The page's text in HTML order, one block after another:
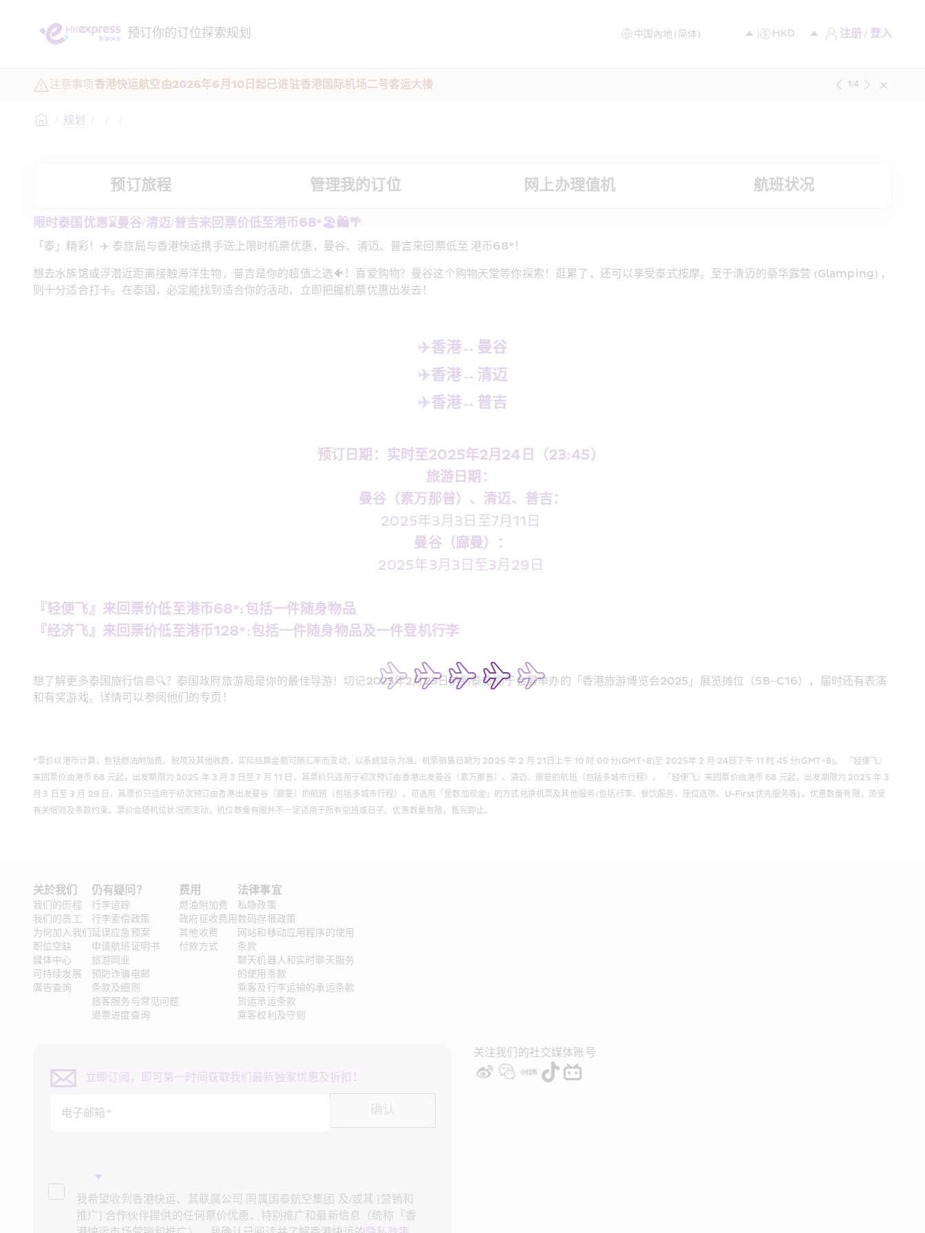
预订你的订位探索规划 注册 / 登入
注意事项香港快运航空由2026年6月10日起已进驻香港国际机场二号客运大楼 1/4
/ 规划 / / /
预订旅程 管理我的订位 网上办理值机 航班状况
限时泰国优惠⌛曼谷/清迈/普吉来回票价低至港币68*🏖️🛍️🌴
「泰」精彩！✈️ 泰旅局与香港快运携手送上限时机票优惠，曼谷、清迈、普吉来回票低至 港币68*！
想去水族馆或浮潜近距离接触海洋生物，普吉是你的超值之选🐠！喜爱购物？曼谷这个购物天堂等你探索！逛累了，还可以享受泰式按摩。至于清迈的豪华露营 (Glamping) ，
则十分适合打卡。在泰国，必定能找到适合你的活动，立即把握机票优惠出发去！
✈️香港↔️曼谷
✈️香港↔️清迈
✈️香港↔️普吉
预订日期：实时至2025年2月24日（23:45）
旅游日期：
曼谷（素万那普）、清迈、普吉：
2025年3月3日至7月11日
曼谷（廊曼）：
2025年3月3日至3月29日
『轻便飞』来回票价低至港币68*:包括一件随身物品
『经济飞』来回票价低至港币128*:包括一件随身物品及一件登机行李
想了解更多泰国旅行信息🔍？泰国政府旅游局是你的最佳导游！切记2025年2月23日前到泰旅局于会展举办的「香港旅游博览会2025」展览摊位（5B-C16），届时还有表演
和有奖游戏。详情可以参阅他们的专页！
*票价以港币计算，包括燃油附加费、税项及其他收费，实际结算金额可随汇率而变动，以系统显示为准。机票销售日期为 2025 年 2 月 21日上午 10 时 00 分(GMT+8)至 2025年 2 月 24日下午 11 时 45 分(GMT+8)。 『轻便飞』
来回票价由港币 68 元起，出发期限为 2025 年 3 月 3 日至 7 月 11 日，其票价只适用于初次预订由香港出发曼谷（素万那普）、清迈、廊曼的航班（包括多城市行程）。 『轻便飞』来回票价由港币 68 元起，出发期限为 2025 年 3
月 3 日至 3 月 29 日，其票价只适用于初次预订由香港出发曼谷（廊曼）的航班（包括多城市行程）。可选用「里数加现金」的方式兑换机票及其他服务 (包括行李、餐饮服务、座位选项、U-First优先服务等) 。优惠数量有限，须受
有关细则及条款约束。票价会随机位状况而变动，机位数量有限并不一定适用于所有航班或日子。优惠数量有限，售完即止。
关於我们
我们的历程
我们的员工
为何加入我们
职位空缺
媒体中心
可持续发展
廣告查詢
仍有疑问？
行李追踪
行李索偿政策
延误应急预案
申请航班证明书
旅游同业
预防诈骗电邮
条款及细则
旅客服务与常见问题
退票进度查询
费用
燃油附加费
政府征收费用
其他收费
付款方式
法律事宜
私隐政策
数码存根政策
网站和移动应用程序的使用
条款
聊天机器人和实时聊天服务
的使用条款
乘客及行李运输的承运条款
货运承运条款
乘客权利及守则
立即订阅，即可第一时间获取我们最新独家优惠及折扣！
电子邮箱* 确认
我希望收到香港快运、其联属公司 同属国泰航空集团 及/或其 [营销和
推广] 合作伙伴提供的任何票价优惠、特别推广和最新信息（统称「香
关注我们的社交媒体账号